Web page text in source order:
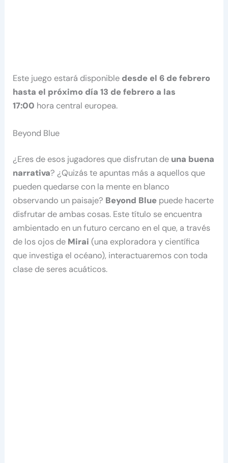
Este juego estará disponible desde el 6 de febrero
hasta el próximo día 13 de febrero a las
17:00 hora central europea.
Beyond Blue
¿Eres de esos jugadores que disfrutan de una buena
narrativa? ¿Quizás te apuntas más a aquellos que
pueden quedarse con la mente en blanco
observando un paisaje? Beyond Blue puede hacerte
disfrutar de ambas cosas. Este título se encuentra
ambientado en un futuro cercano en el que, a través
de los ojos de Mirai(una exploradora y científica
que investiga el océano), interactuaremos con toda
clase de seres acuáticos.